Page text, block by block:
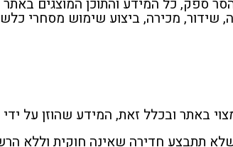
ספק, כל המידע והתוכן המוצגים
מכירה, ביצוע שימוש מסחרי
באתר ובכלל זאת, המידע שהוזן על
תתבצע חדירה שאינה חוקית וללא